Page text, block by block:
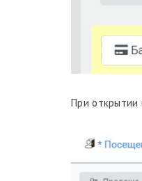
При открытии